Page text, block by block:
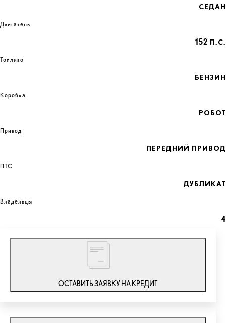
СЕДАН
Двигатель
152 Л.С.
Топливо
БЕНЗИН
Коробка
РОБОТ
Привод
ПЕРЕДНИЙ ПРИВОД
ПТС
ДУБЛИКАТ
Владельцы
4
ОСТАВИТЬ ЗАЯВКУ НА КРЕДИТ